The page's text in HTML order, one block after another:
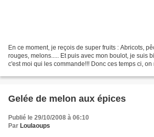
En ce moment, je reçois de super fruits : Abricots,
rouges, melons..... Et puis avec mon boulot, je suis
c'est moi qui les commande!!! Donc ces temps ci,
Gelée de melon aux épices
Publié le 29/10/2008 à 06:10
Par Loulaoups